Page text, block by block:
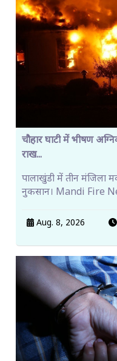
चौहार घाटी में भीषण
राख...
पालाखुंडी में तीन मंजिला
नुकसान। Mandi Fire
Aug. 8, 2026